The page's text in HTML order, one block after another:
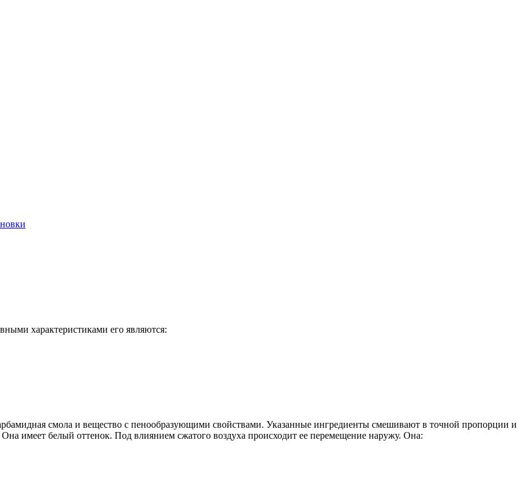
характеристиками его являются:
смола и вещество с пенообразующими свойствами. Указанные ингредиенты смешивают в точной пропорции и
имеет белый оттенок. Под влиянием сжатого воздуха происходит ее перемещение наружу. Она: